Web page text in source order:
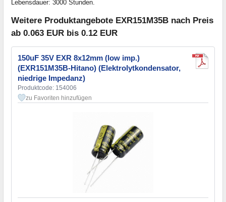
Lebensdauer: 3000 Stunden.
Weitere Produktangebote EXR151M35B nach Preis
ab 0.063 EUR bis 0.12 EUR
150uF 35V EXR 8x12mm (low imp.)
(EXR151M35B-Hitano) (Elektrolytkondensator,
niedrige Impedanz)
Produktcode: 154006
zu Favoriten hinzufügen